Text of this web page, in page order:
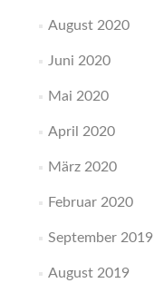
August 2020
Juni 2020
Mai 2020
April 2020
März 2020
Februar 2020
September 2019
August 2019